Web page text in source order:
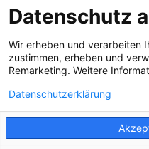
Datenschutz
Wir erheben und verarbeiten
zustimmen, erheben und
Remarketing. Weitere
Datenschutzerklärung